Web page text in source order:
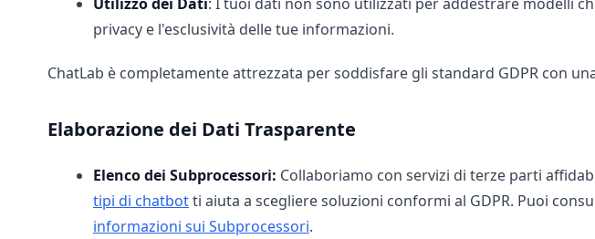
privacy e l'esclusività delle tue informazioni.
ChatLab è completamente attrezzata per soddisfare gli standard GDPR con
Elaborazione dei Dati Trasparente
Elenco dei Subprocessori: Collaboriamo con servizi di terze parti
tipi di chatbotti aiuta a scegliere soluzioni conformi al GDPR. Puoi
informazioni sui Subprocessori.